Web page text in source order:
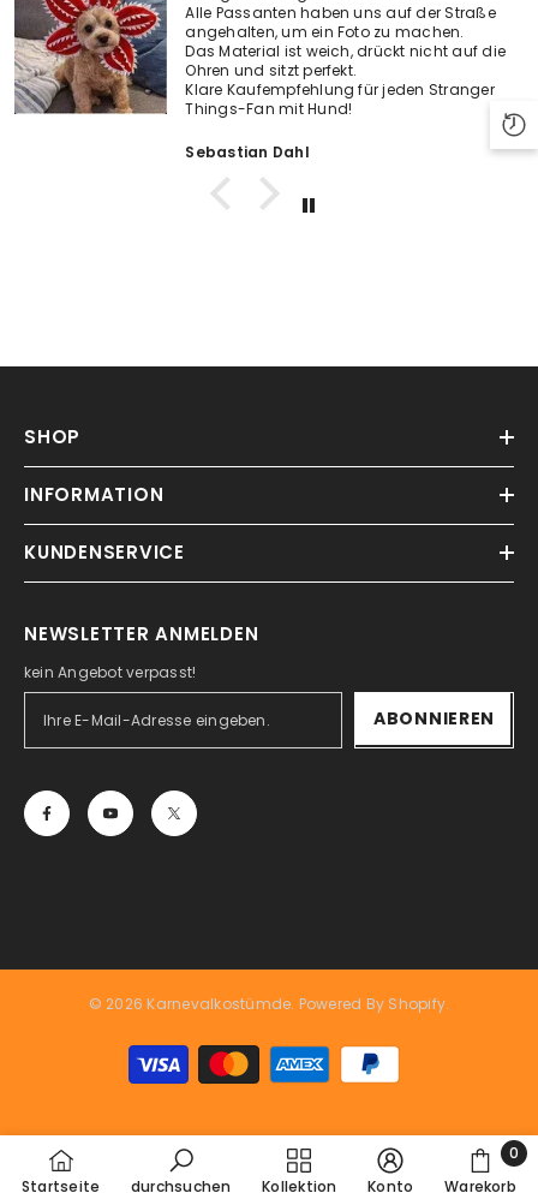
Alle Passanten haben uns auf der Straße
angehalten, um ein Foto zu machen.
Das Material ist weich, drückt nicht auf die
Ohren und sitzt perfekt.
Klare Kaufempfehlung für jeden Stranger
Things-Fan mit Hund!
Sebastian Dahl
SHOP
INFORMATION
KUNDENSERVICE
NEWSLETTER ANMELDEN
kein Angebot verpasst!
ABONNIEREN
© 2026 Karnevalkostümde. Powered By Shopify.
Zahlungsarten
Startseite durchsuchen Kollektion Konto Warekorb
0
0